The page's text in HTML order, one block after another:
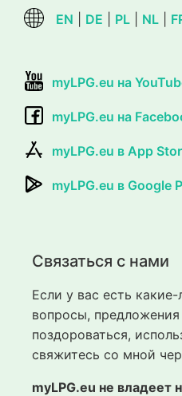
EN DE PL NL
myLPG.eu на
myLPG.eu на
myLPG.eu в App
myLPG.eu в Google
Связаться с нами
Если у вас есть
вопросы,
поздороваться,
свяжитесь со мной
myLPG.eu не владеет